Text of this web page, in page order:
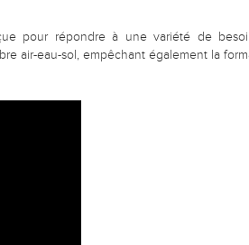
pour répondre à une variété de
air-eau-sol, empêchant également la